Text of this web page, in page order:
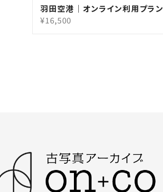
羽田空港｜オンライン利用プラン
¥16,500